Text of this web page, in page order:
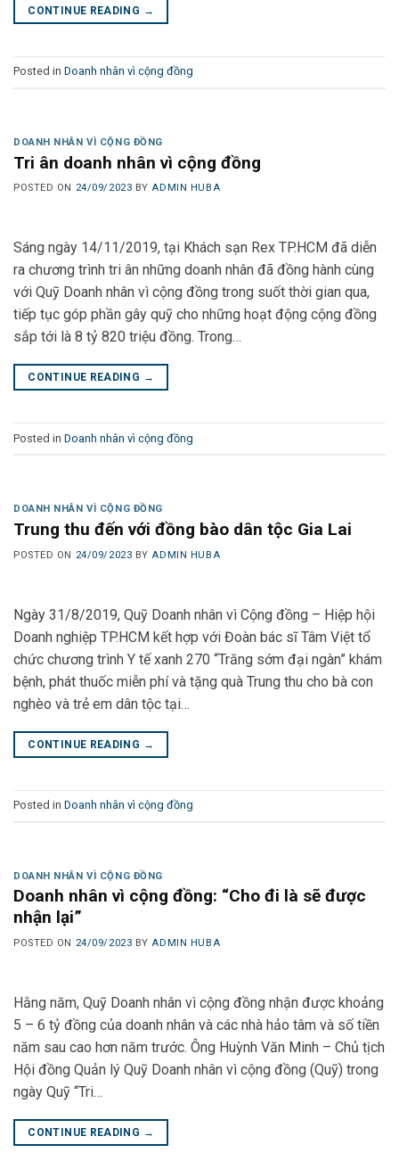
CONTINUE READING →
Posted in Doanh nhân vì cộng đồng
DOANH NHÂN VÌ CỘNG ĐỒNG
Tri ân doanh nhân vì cộng đồng
POSTED ON 24/09/2023 BYADMIN HUBA
Sáng ngày 14/11/2019, tại Khách sạn Rex TP.HCM đã diễn
ra chương trình tri ân những doanh nhân đã đồng hành cùng
với Quỹ Doanh nhân vì cộng đồng trong suốt thời gian qua,
tiếp tục góp phần gây quỹ cho những hoạt động cộng đồng
sắp tới là 8 tỷ 820 triệu đồng. Trong…
CONTINUE READING →
Posted in Doanh nhân vì cộng đồng
DOANH NHÂN VÌ CỘNG ĐỒNG
Trung thu đến với đồng bào dân tộc Gia Lai
POSTED ON 24/09/2023 BY ADMIN HUBA
Ngày 31/8/2019, Quỹ Doanh nhân vì Cộng đồng – Hiệp hội
Doanh nghiệp TP.HCM kết hợp với Đoàn bác sĩ Tâm Việt tổ
chức chương trình Y tế xanh 270 “Trăng sớm đại ngàn” khám
bệnh, phát thuốc miễn phí và tặng quà Trung thu cho bà con
nghèo và trẻ em dân tộc tại…
CONTINUE READING →
Posted in Doanh nhân vì cộng đồng
DOANH NHÂN VÌ CỘNG ĐỒNG
Doanh nhân vì cộng đồng: “Cho đi là sẽ được
nhận lại”
POSTED ON 24/09/2023 BYADMIN HUBA
Hằng năm, Quỹ Doanh nhân vì cộng đồng nhận được khoảng
5 – 6 tỷ đồng của doanh nhân và các nhà hảo tâm và số tiền
năm sau cao hơn năm trước. Ông Huỳnh Văn Minh – Chủ tịch
Hội đồng Quản lý Quỹ Doanh nhân vì cộng đồng (Quỹ) trong
ngày Quỹ “Tri…
CONTINUE READING →